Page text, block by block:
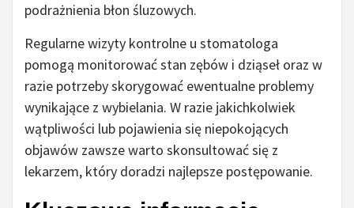
podrażnienia błon śluzowych.
Regularne wizyty kontrolne u stomatologa
pomogą monitorować stan zębów i dziąseł oraz w
razie potrzeby skorygować ewentualne problemy
wynikające z wybielania. W razie jakichkolwiek
wątpliwości lub pojawienia się niepokojących
objawów zawsze warto skonsultować się z
lekarzem, który doradzi najlepsze postępowanie.